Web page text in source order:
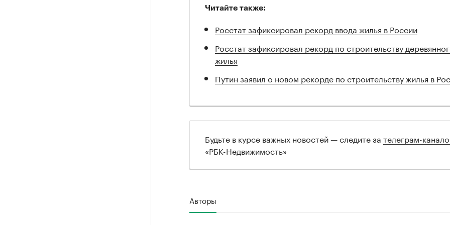
Читайте также:
Росстат зафиксировал рекорд ввода жилья в России
Росстат зафиксировал рекорд по строительству
жилья
Путин заявил о новом рекорде по строительству жилья в
Будьте в курсе важных новостей — следите за телеграм-
«РБК-Недвижимость»
Авторы